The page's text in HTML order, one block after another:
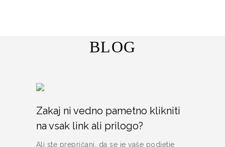
BLOG
Zakaj ni vedno pametno klikniti
na vsak link ali prilogo?
Ali ste prepričani, da se je vaše podjetje